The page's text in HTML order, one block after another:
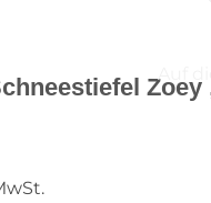
Auf
Zoey